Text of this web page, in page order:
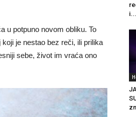
u potpuno novom obliku. To
je nestao bez reči, ili prilika
sebe, život im vraća ono
i...